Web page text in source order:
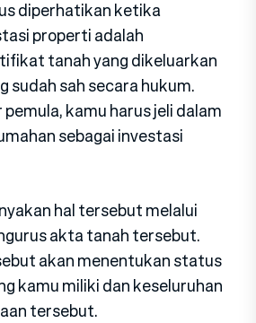
diperhatikan ketika
properti adalah
tanah yang dikeluarkan
sudah sah secara hukum.
kamu harus jeli dalam
sebagai investasi
hal tersebut melalui
akta tanah tersebut.
akan menentukan status
kamu miliki dan keseluruhan
tersebut.